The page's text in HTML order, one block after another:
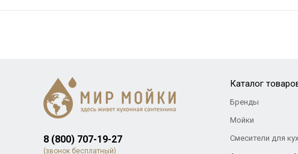
8 (800) 707-19-27
(звонок бесплатный)
Каталог
Бренды
Мойки
Смесители для